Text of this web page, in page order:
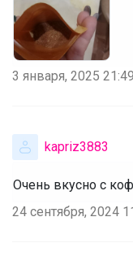
3 января, 2025 21:49
kapriz3883
Очень вкусно с
24 сентября, 2024